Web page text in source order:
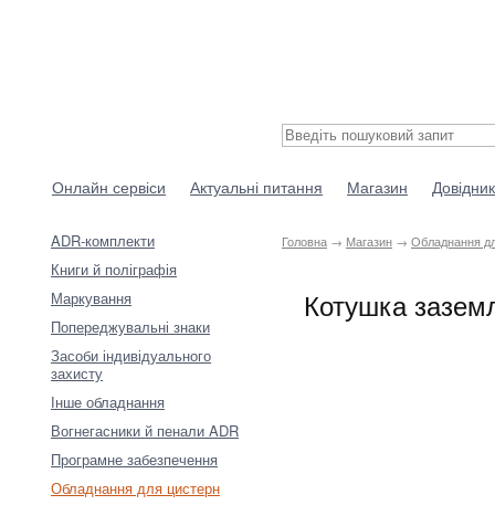
Онлайн сервіси Актуальні питання Магазин Довідник
ADR-комплекти
Книги й поліграфія
Маркування
Попереджувальні знаки
Засоби індивідуального
захисту
Інше обладнання
Вогнегасники й пенали ADR
Програмне забезпечення
Обладнання для цистерн
Головна → Магазин → Обладнання
Котушка